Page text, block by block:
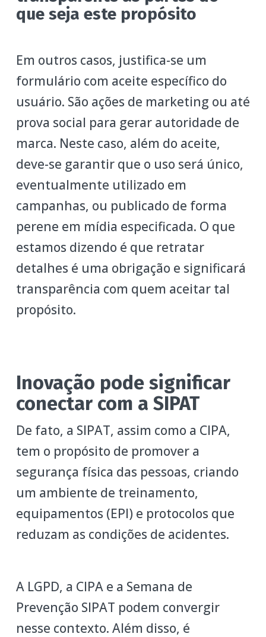
que seja este propósito
Em outros casos, justifica-se um
formulário com aceite específico do
usuário. São ações de marketing ou até
prova social para gerar autoridade de
marca. Neste caso, além do aceite,
deve-se garantir que o uso será único,
eventualmente utilizado em
campanhas, ou publicado de forma
perene em mídia especificada. O que
estamos dizendo é que retratar
detalhes é uma obrigação e significará
transparência com quem aceitar tal
propósito.
Inovação pode significar
conectar com a SIPAT
De fato, a SIPAT, assim como a CIPA,
tem o propósito de promover a
segurança física das pessoas, criando
um ambiente de treinamento,
equipamentos (EPI) e protocolos que
reduzam as condições de acidentes.
A LGPD, a CIPA e a Semana de
Prevenção SIPAT podem convergir
nesse contexto. Além disso, é